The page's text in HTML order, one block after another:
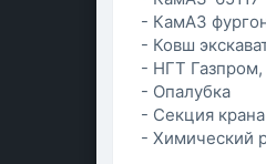
- КамАЗ
- Ковш
- НГТ
- Опалубка
- Секция крана
- Химический